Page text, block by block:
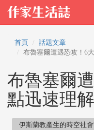
首頁
話題文章
布魯塞爾遭遇恐攻！6
布魯塞爾
點迅速理
伊斯蘭教產生的時空社